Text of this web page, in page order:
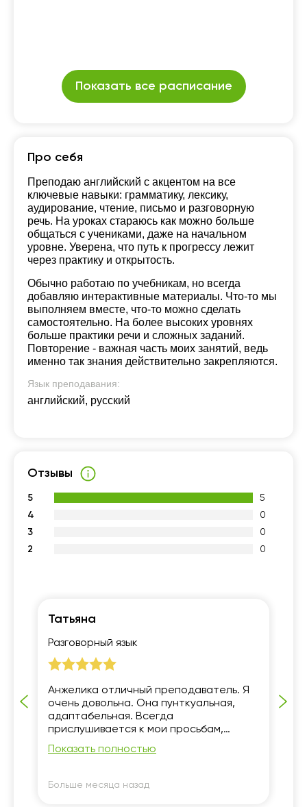
Показать все расписание
Про себя
Преподаю английский с акцентом на все
ключевые навыки: грамматику, лексику,
аудирование, чтение, письмо и разговорную
речь. На уроках стараюсь как можно больше
общаться с учениками, даже на начальном
уровне. Уверена, что путь к прогрессу лежит
через практику и открытость.
Обычно работаю по учебникам, но всегда
добавляю интерактивные материалы. Что-то мы
выполняем вместе, что-то можно сделать
самостоятельно. На более высоких уровнях
больше практики речи и сложных заданий.
Повторение - важная часть моих занятий, ведь
именно так знания действительно закрепляются.
Язык преподавания:
английский, русский
Отзывы
5
5
4
0
3
0
2
0
Татьяна
Разговорный язык
Анжелика отличный преподаватель. Я
очень довольна. Она пунткуальная,
адаптабельная. Всегда
прислушивается к мои просьбам,
подстраивается под мой ритм и темп
усвоения материала.
Показать полностью
Больше месяца назад